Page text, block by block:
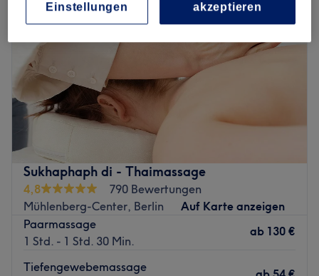
Sukhaphaph di - Thaimassage
4,8
790 Bewertungen
Mühlenberg-Center, Berlin
Auf Karte anzeigen
Paarmassage
1 Std. - 1 Std. 30 Min.
ab 130 €
Tiefengewebemassage
Einstellungen akzeptieren